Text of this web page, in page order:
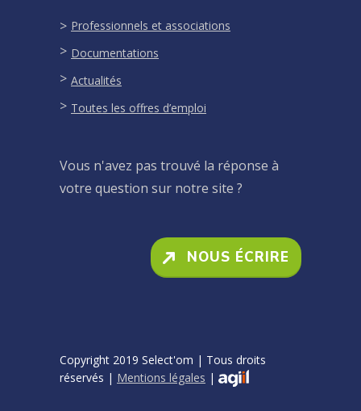
Professionnels et associations
Documentations
Actualités
Toutes les offres d’emploi
Vous n'avez pas trouvé la réponse à
votre question sur notre site ?
NOUS ÉCRIRE
Copyright 2019 Select'om | Tous droits
réservés | Mentions légales |